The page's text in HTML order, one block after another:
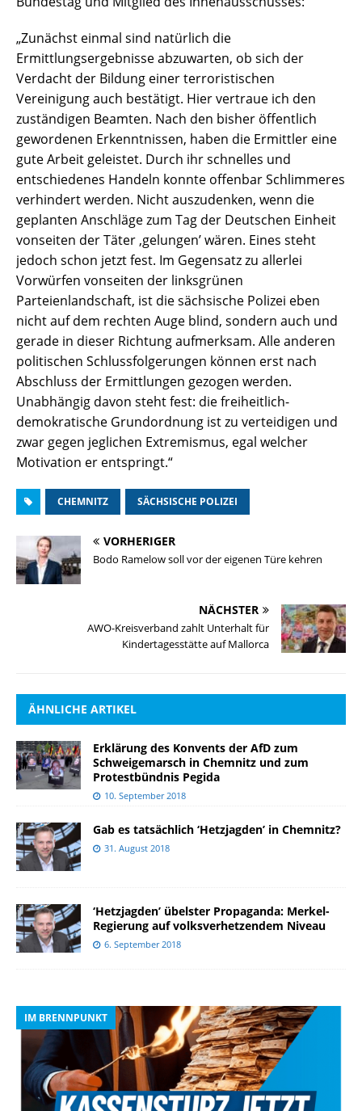
„Zunächst einmal sind natürlich die
Ermittlungsergebnisse abzuwarten, ob sich der
Verdacht der Bildung einer terroristischen
Vereinigung auch bestätigt. Hier vertraue ich den
zuständigen Beamten. Nach den bisher öffentlich
gewordenen Erkenntnissen, haben die Ermittler eine
gute Arbeit geleistet. Durch ihr schnelles und
entschiedenes Handeln konnte offenbar Schlimmeres
verhindert werden. Nicht auszudenken, wenn die
geplanten Anschläge zum Tag der Deutschen Einheit
vonseiten der Täter ,gelungen’ wären. Eines steht
jedoch schon jetzt fest. Im Gegensatz zu allerlei
Vorwürfen vonseiten der linksgrünen
Parteienlandschaft, ist die sächsische Polizei eben
nicht auf dem rechten Auge blind, sondern auch und
gerade in dieser Richtung aufmerksam. Alle anderen
politischen Schlussfolgerungen können erst nach
Abschluss der Ermittlungen gezogen werden.
Unabhängig davon steht fest: die freiheitlich-
demokratische Grundordnung ist zu verteidigen und
zwar gegen jeglichen Extremismus, egal welcher
Motivation er entspringt.“
CHEMNITZ SÄCHSISCHE POLIZEI
VORHERIGER
Bodo Ramelow soll vor der eigenen Türe kehren
NÄCHSTER
AWO-Kreisverband zahlt Unterhalt für
Kindertagesstätte auf Mallorca
ÄHNLICHE ARTIKEL
Erklärung des Konvents der AfD zum
Schweigemarsch in Chemnitz und zum
Protestbündnis Pegida
10. September 2018
Gab es tatsächlich ‘Hetzjagden’ in Chemnitz?
31. August 2018
‘Hetzjagden’ übelster Propaganda: Merkel-
Regierung auf volksverhetzendem Niveau
6. September 2018
IM BRENNPUNKT